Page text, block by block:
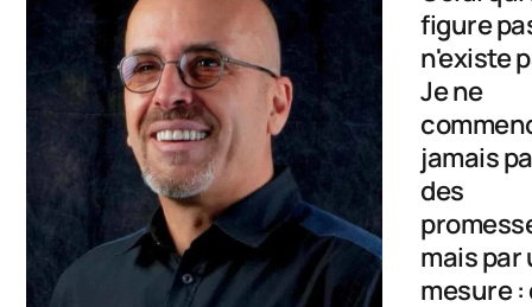
figure
n'existe
Je ne
jamais
des
mais par
mesure :